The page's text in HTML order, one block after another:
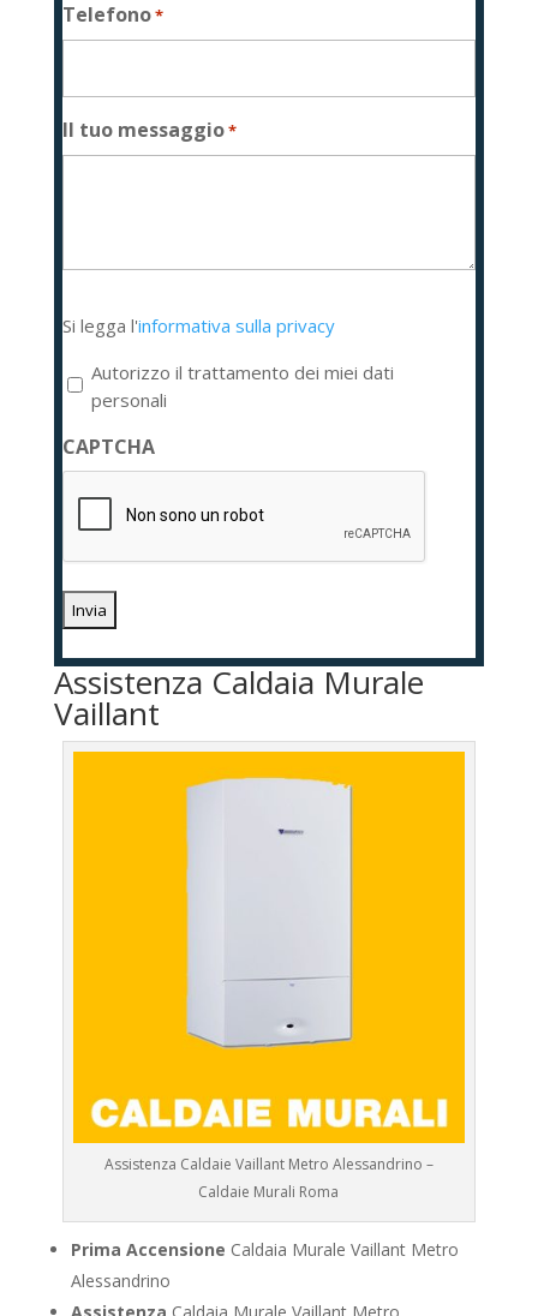
Telefono*
Il tuo messaggio*
legga
l'informativa
sulla
privacy
*
Si legga l'informativa sulla privacy
Autorizzo il trattamento dei miei dati
personali
CAPTCHA
Assistenza Caldaia Murale
Vaillant
Assistenza Caldaie Vaillant Metro Alessandrino –
Caldaie Murali Roma
Prima Accensione Caldaia Murale Vaillant Metro
Alessandrino